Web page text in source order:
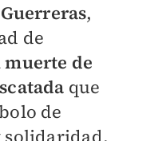
,
de
muerte de
que
de
solidaridad,